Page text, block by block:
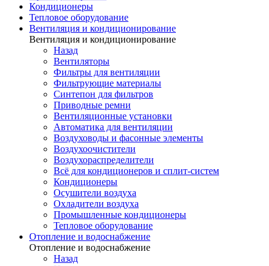
Кондиционеры
Тепловое оборудование
Вентиляция и кондиционирование
Вентиляция и кондиционирование
Назад
Вентиляторы
Фильтры для вентиляции
Фильтрующие материалы
Синтепон для фильтров
Приводные ремни
Вентиляционные установки
Автоматика для вентиляции
Воздуховоды и фасонные элементы
Воздухоочистители
Воздухораспределители
Всё для кондиционеров и сплит-систем
Кондиционеры
Осушители воздуха
Охладители воздуха
Промышленные кондиционеры
Тепловое оборудование
Отопление и водоснабжение
Отопление и водоснабжение
Назад